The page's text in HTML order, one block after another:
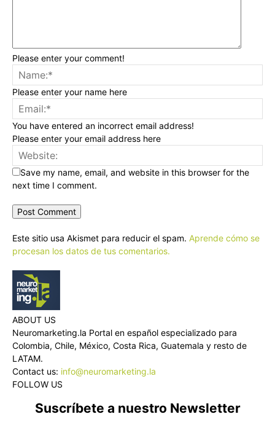
Please enter your comment!
Please enter your name here
You have entered an incorrect email address!
Please enter your email address here
Save my name, email, and website in this browser for the
next time I comment.
Este sitio usa Akismet para reducir el spam. Aprende cómo se
procesan los datos de tus comentarios.
ABOUT US
Neuromarketing.la Portal en español especializado para
Colombia, Chile, México, Costa Rica, Guatemala y resto de
LATAM.
Contact us: info@neuromarketing.la
FOLLOW US
Suscríbete a nuestro Newsletter